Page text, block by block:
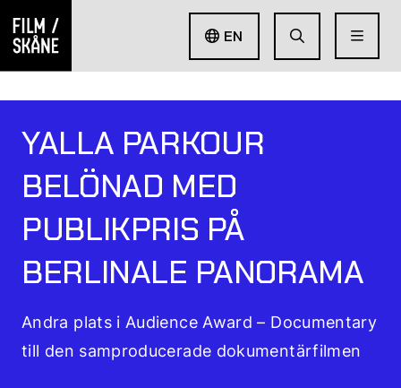
EN
YALLA PARKOUR
BELÖNAD MED
PUBLIKPRIS PÅ
BERLINALE PANORAMA
Andra plats i Audience Award – Documentary
till den samproducerade dokumentärfilmen